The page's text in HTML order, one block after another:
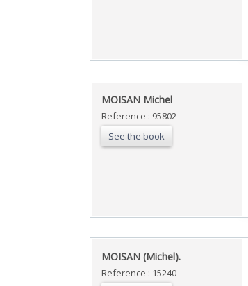
‎MOISAN Michel‎
Reference : 95802
See the book
‎MOISAN (Michel).‎
Reference : 15240